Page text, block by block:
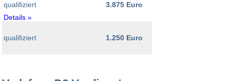
qualifiziert
Details »
3.875 Euro
qualifiziert 1.250 Euro